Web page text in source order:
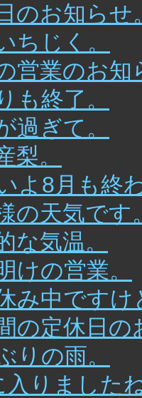
のお知らせ
ちじく。
営業のお知
も終了。
過ぎて。
梨。
よ8月も終
の天気です
な気温。
けの営業。
み中ですけ
の定休日
りの雨。
入りました